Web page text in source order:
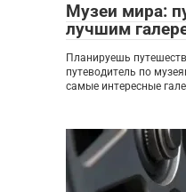
Музеи мира:
лучшим
Планируешь
путеводитель по
самые интересные